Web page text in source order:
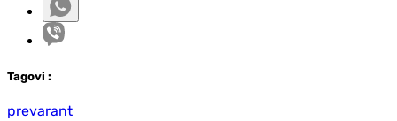
Tagovi :
prevarant